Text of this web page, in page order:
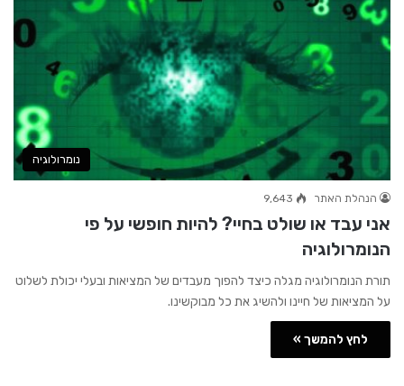
נומרולוגיה
הנהלת האתר 9,643
אני עבד או שולט בחיי? להיות חופשי על פי
הנומרולוגיה
תורת הנומרולוגיה מגלה כיצד להפוך מעבדים של המציאות ובעלי יכולת לשלוט
על המציאות של חיינו ולהשיג את כל מבוקשינו.
לחץ להמשך »